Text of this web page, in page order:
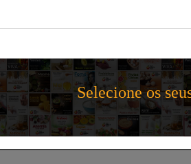
Selecione os